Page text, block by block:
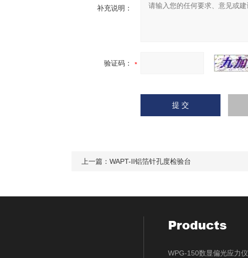
补充说明：
验证码：
上一篇： WAPT-II铝箔针孔度检验台
Products
WPG-150数显偏光应力仪